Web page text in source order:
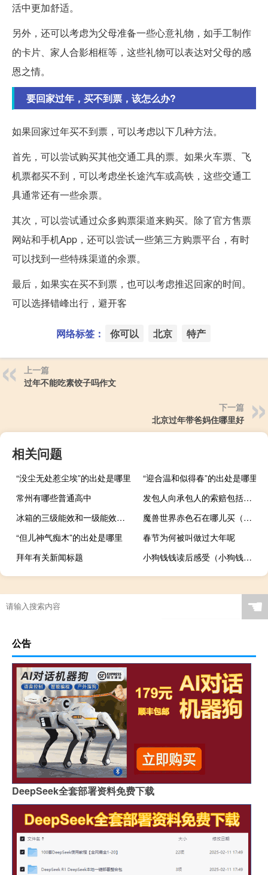
活中更加舒适。
另外，还可以考虑为父母准备一些心意礼物，如手工制作
的卡片、家人合影相框等，这些礼物可以表达对父母的感
恩之情。
要回家过年，买不到票，该怎么办?
如果回家过年买不到票，可以考虑以下几种方法。
首先，可以尝试购买其他交通工具的票。如果火车票、飞
机票都买不到，可以考虑坐长途汽车或高铁，这些交通工
具通常还有一些余票。
其次，可以尝试通过众多购票渠道来购买。除了官方售票
网站和手机App，还可以尝试一些第三方购票平台，有时
可以找到一些特殊渠道的余票。
最后，如果实在买不到票，也可以考虑推迟回家的时间。
可以选择错峰出行，避开客
网络标签： 你可以 北京 特产
上一篇
过年不能吃素饺子吗作文
下一篇
北京过年带爸妈住哪里好
相关问题
“没尘无处惹尘埃”的出处是哪里
“迎合温和似得春”的出处是哪里
常州有哪些普通高中
发包人向承包人的索赔包括什么
冰箱的三级能效和一级能效有什么区别
魔兽世界赤色石在哪儿买（魔兽世界赤色石在哪儿）
“但儿神气痴木”的出处是哪里
春节为何被叫做过大年呢
拜年有关新闻标题
小狗钱钱读后感受（小狗钱钱读后感 急）
☚
公告
DeepSeek全套部署资料免费下载